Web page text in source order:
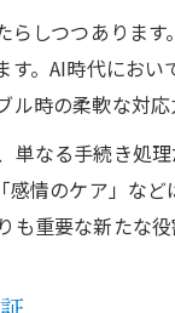
しつつありま
。AI時代にお
時の柔軟な対応
なる手続き処
情のケア」な
重要な新たな役